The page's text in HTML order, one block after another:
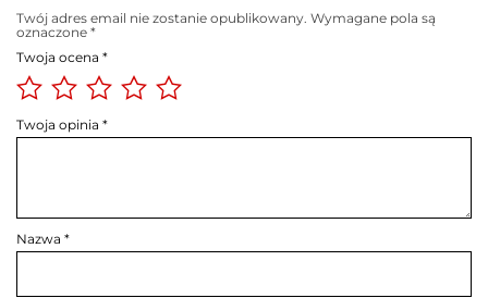
Twój adres email nie zostanie opublikowany. Wymagane pola są
oznaczone *
Twoja ocena *
Twoja opinia *
Nazwa *